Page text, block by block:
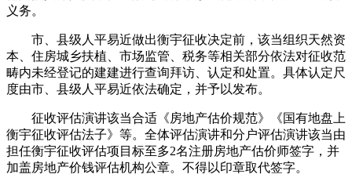
义务。
市、县级人平易近做出衡宇征收决定前，该当组织天然资
本、住房城乡扶植、市场监管、税务等相关部分依法对征收范
畴内未经登记的建建进行查询拜访、认定和处置。具体认定尺
度由市、县级人平易近依法确定，并予以发布。
征收评估演讲该当合适《房地产估价规范》《国有地盘上
衡宇征收评估法子》等。全体评估演讲和分户评估演讲该当由
担任衡宇征收评估项目标至多2名注册房地产估价师签字，并
加盖房地产价钱评估机构公章。不得以印章取代签字。